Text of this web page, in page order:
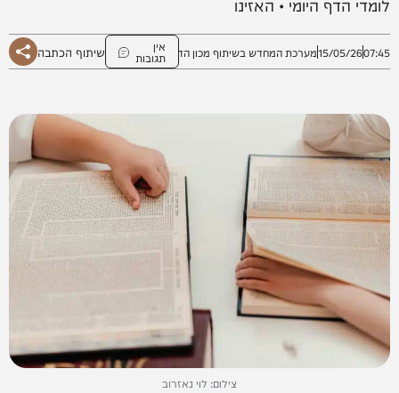
07:45
15/05/26מערכת המחדש בשיתוף מכון הדרן אין
תגובות שיתוף הכתבה
צילום: לוי נאזרוב